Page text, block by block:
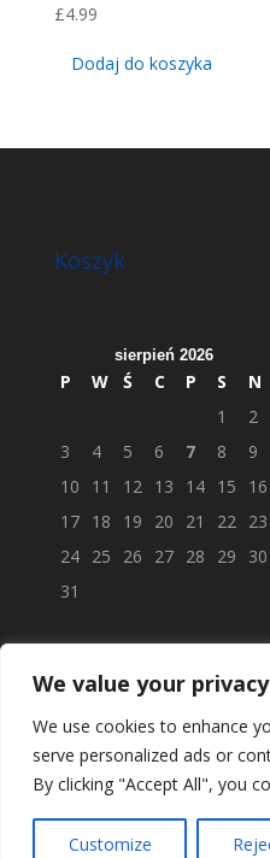
We value your privacy
We use cookies to enhance
serve personalized ads or
By clicking "Accept All", you
Customize
£4.99
Dodaj do koszyka
Koszyk
sierpień 2026
P W Ś C P S
N
1
2
3
4 5 6 7 8
9
10
11 12 13 14 15
16
17 18 19 20 21 22
23
24 25 26 27 28 29
30
31